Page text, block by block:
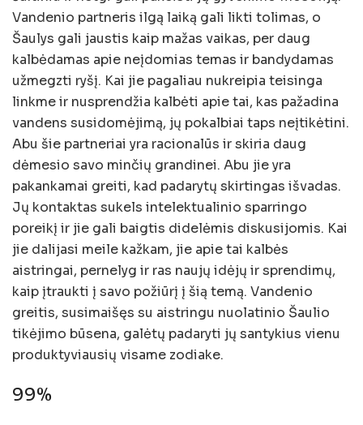
Vandenio partneris ilgą laiką gali likti tolimas, o
Šaulys gali jaustis kaip mažas vaikas, per daug
kalbėdamas apie neįdomias temas ir bandydamas
užmegzti ryšį. Kai jie pagaliau nukreipia teisinga
linkme ir nusprendžia kalbėti apie tai, kas pažadina
vandens susidomėjimą, jų pokalbiai taps neįtikėtini.
Abu šie partneriai yra racionalūs ir skiria daug
dėmesio savo minčių grandinei. Abu jie yra
pakankamai greiti, kad padarytų skirtingas išvadas.
Jų kontaktas sukels intelektualinio sparringo
poreikį ir jie gali baigtis didelėmis diskusijomis. Kai
jie dalijasi meile kažkam, jie apie tai kalbės
aistringai, pernelyg ir ras naujų idėjų ir sprendimų,
kaip įtraukti į savo požiūrį į šią temą. Vandenio
greitis, susimaišęs su aistringu nuolatinio Šaulio
tikėjimo būsena, galėtų padaryti jų santykius vienu
produktyviausių visame zodiake.
99%